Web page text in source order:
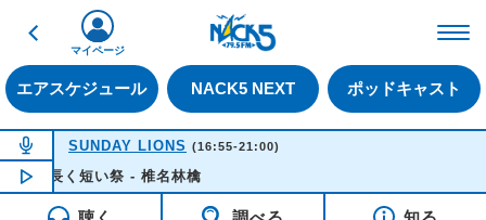
戻る
エアスケジュール NACK5 NEXT ポッドキャスト
マイページ
NOW ON AIR
SUNDAY LIONS (16:55-21:00)
NOW PLAYING16:35
長く短い祭 - 椎名林檎